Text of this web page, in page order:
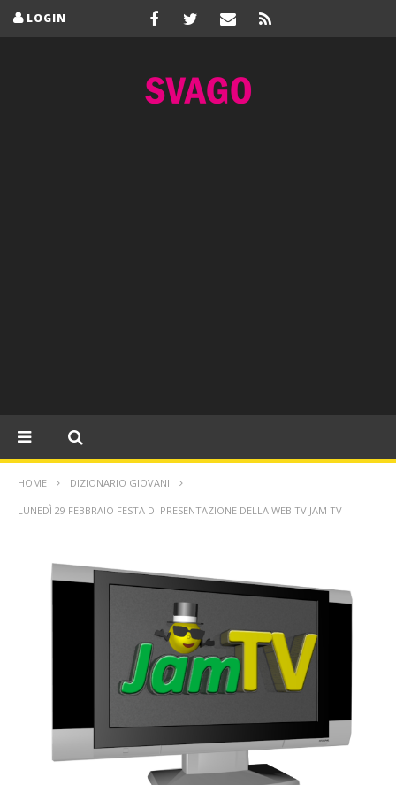
LOGIN
HOME DIZIONARIO GIOVANI
LUNEDÌ 29 FEBBRAIO FESTA DI PRESENTAZIONE DELLA WEB TV JAM TV